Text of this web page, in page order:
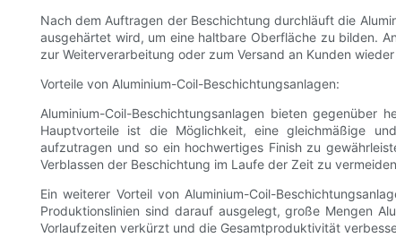
Nach dem Auftragen der Beschichtung durchläuft die
ausgehärtet wird, um eine haltbare Oberfläche zu bilden.
zur Weiterverarbeitung oder zum Versand an Kunden
Vorteile von Aluminium-Coil-Beschichtungsanlagen:
Aluminium-Coil-Beschichtungsanlagen bieten gegenüber
Hauptvorteile ist die Möglichkeit, eine gleichmäßige
aufzutragen und so ein hochwertiges Finish zu
Verblassen der Beschichtung im Laufe der Zeit zu
Ein weiterer Vorteil von Aluminium-Coil-
Produktionslinien sind darauf ausgelegt, große Mengen
Vorlaufzeiten verkürzt und die Gesamtproduktivität